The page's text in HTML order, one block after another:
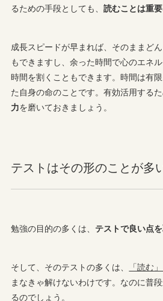
るための手段としても、読むことは重要
成長スピードが早まれば、そのままど
もできますし、余った時間で心のエネ
時間を割くこともできます。時間は有
た自身の命のことです。有効活用する
力を磨いておきましょう。
テストはその形のことが多
勉強の目的の多くは、 テストで良い点
そして、そのテストの多くは、 「読む
まなきゃ解けないわけです。なのに普
るのでしょう。